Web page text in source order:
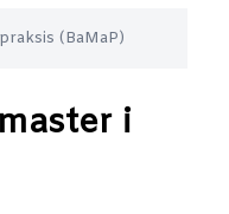
(BaMaP)
i